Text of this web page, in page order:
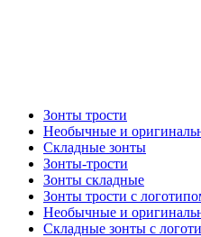
Зонты трости
Необычные и
Складные зонты
Зонты-трости
Зонты складные
Зонты трости с
Необычные и
Складные зонты с